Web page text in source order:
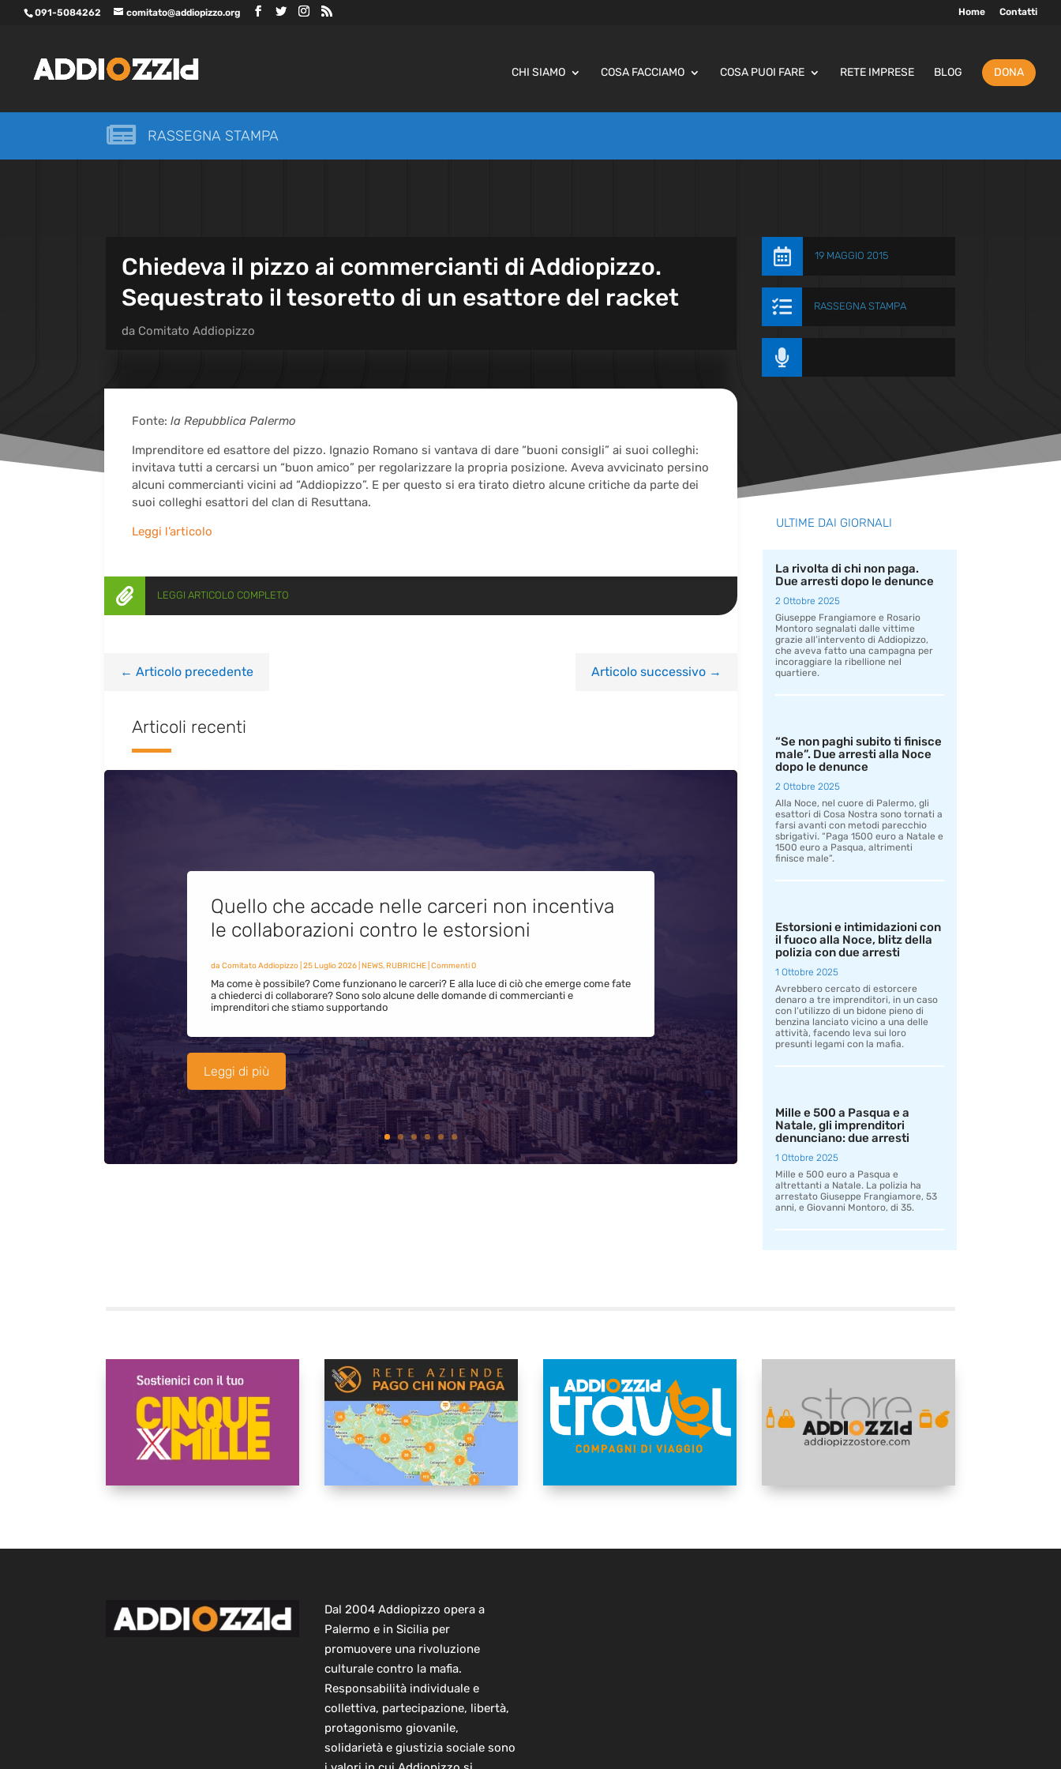
091-5084262 comitato@addiopizzo.org Home Contatti
CHI SIAMO COSA FACCIAMO COSA PUOI FARE RETE IMPRESE BLOG DONA
 RASSEGNA STAMPA
Chiedeva il pizzo ai commercianti di Addiopizzo.
Sequestrato il tesoretto di un esattore del racket
da Comitato Addiopizzo
 19 MAGGIO 2015
 RASSEGNA STAMPA

Fonte: la Repubblica Palermo
Imprenditore ed esattore del pizzo. Ignazio Romano si vantava di dare “buoni consigli” ai suoi colleghi:
invitava tutti a cercarsi un “buon amico” per regolarizzare la propria posizione. Aveva avvicinato persino
alcuni commercianti vicini ad “Addiopizzo”. E per questo si era tirato dietro alcune critiche da parte dei
suoi colleghi esattori del clan di Resuttana.
Leggi l’articolo
 LEGGI ARTICOLO COMPLETO
← Articolo precedente Articolo successivo→
Articoli recenti
Quello che accade nelle carceri non incentiva
le collaborazioni contro le estorsioni
da Comitato Addiopizzo| 25 Luglio 2026| NEWS,RUBRICHE| Commenti 0
Ma come è possibile? Come funzionano le carceri? E alla luce di ciò che emerge come fate
a chiederci di collaborare? Sono solo alcune delle domande di commercianti e
imprenditori che stiamo supportando
Leggi di più
ULTIME DAI GIORNALI
La rivolta di chi non paga.
Due arresti dopo le denunce
2 Ottobre 2025
Giuseppe Frangiamore e Rosario
Montoro segnalati dalle vittime
grazie all’intervento di Addiopizzo,
che aveva fatto una campagna per
incoraggiare la ribellione nel
quartiere.
“Se non paghi subito ti finisce
male”. Due arresti alla Noce
dopo le denunce
2 Ottobre 2025
Alla Noce, nel cuore di Palermo, gli
esattori di Cosa Nostra sono tornati a
farsi avanti con metodi parecchio
sbrigativi. “Paga 1500 euro a Natale e
1500 euro a Pasqua, altrimenti
finisce male”.
Estorsioni e intimidazioni con
il fuoco alla Noce, blitz della
polizia con due arresti
1 Ottobre 2025
Avrebbero cercato di estorcere
denaro a tre imprenditori, in un caso
con l’utilizzo di un bidone pieno di
benzina lanciato vicino a una delle
attività, facendo leva sui loro
presunti legami con la mafia.
Mille e 500 a Pasqua e a
Natale, gli imprenditori
denunciano: due arresti
1 Ottobre 2025
Mille e 500 euro a Pasqua e
altrettanti a Natale. La polizia ha
arrestato Giuseppe Frangiamore, 53
anni, e Giovanni Montoro, di 35.
Dal 2004 Addiopizzo opera a
Palermo e in Sicilia per
promuovere una rivoluzione
culturale contro la mafia.
Responsabilità individuale e
collettiva, partecipazione, libertà,
protagonismo giovanile,
solidarietà e giustizia sociale sono